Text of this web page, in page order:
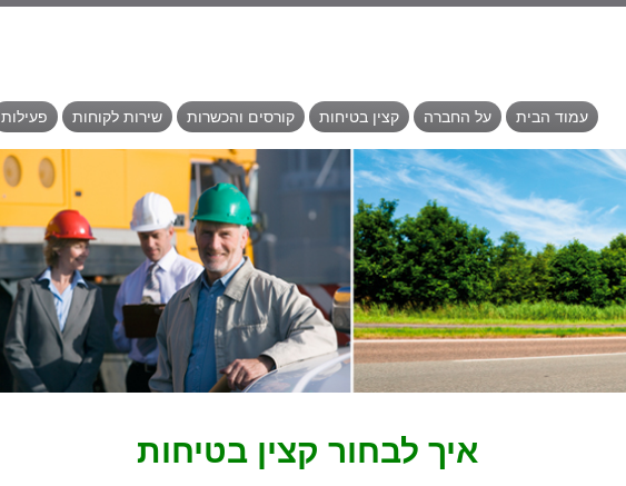
עמוד הבית על החברה קצין בטיחות קורסים והכשרות שירות לקוחות פעילות
איך לבחור קצין בטיחות